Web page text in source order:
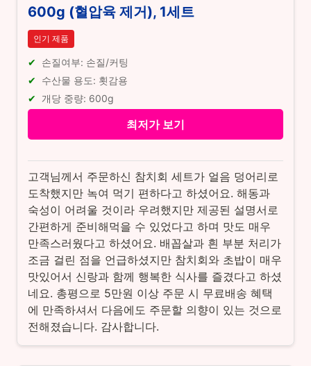
600g (혈압육 제거), 1세트
인기 제품
손질여부: 손질/커팅
수산물 용도: 횟감용
개당 중량: 600g
최저가 보기
고객님께서 주문하신 참치회 세트가 얼음 덩어리로
도착했지만 녹여 먹기 편하다고 하셨어요. 해동과
숙성이 어려울 것이라 우려했지만 제공된 설명서로
간편하게 준비해먹을 수 있었다고 하며 맛도 매우
만족스러웠다고 하셨어요. 배꼽살과 흰 부분 처리가
조금 걸린 점을 언급하셨지만 참치회와 초밥이 매우
맛있어서 신랑과 함께 행복한 식사를 즐겼다고 하셨
네요. 총평으로 5만원 이상 주문 시 무료배송 혜택
에 만족하셔서 다음에도 주문할 의향이 있는 것으로
전해졌습니다. 감사합니다.